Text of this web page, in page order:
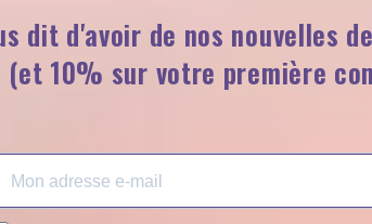
dit d'avoir de nos nouvelles
(et 10% sur votre première